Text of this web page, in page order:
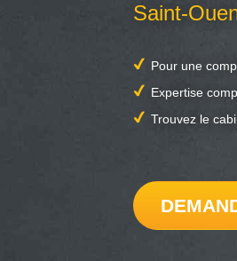
Saint-
Pour une
Expertise
Trouvez le